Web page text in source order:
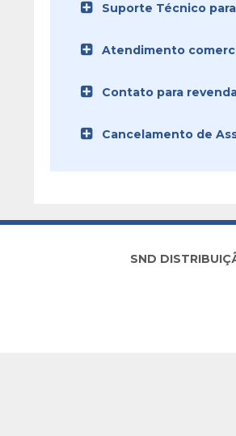
Suporte Técnico
Atendimento
Contato para
Cancelamento de
SND